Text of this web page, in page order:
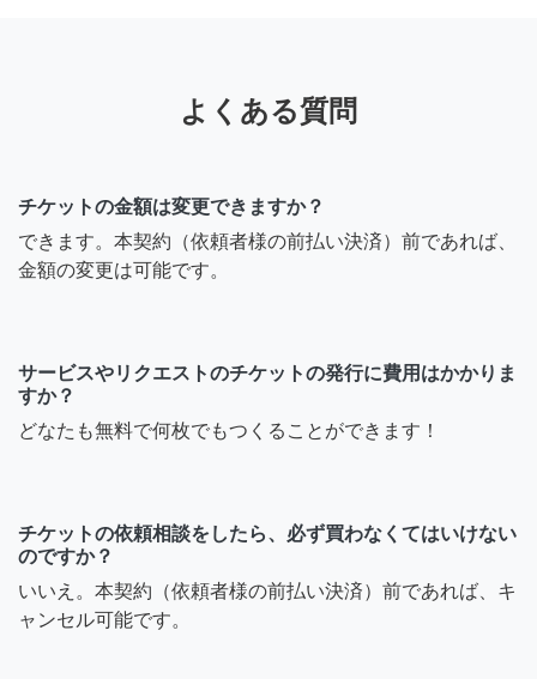
よくある質問
チケットの金額は変更できますか？
できます。本契約（依頼者様の前払い決済）前であれば、
金額の変更は可能です。
サービスやリクエストのチケットの発行に費用はかかりま
すか？
どなたも無料で何枚でもつくることができます！
チケットの依頼相談をしたら、必ず買わなくてはいけない
のですか？
いいえ。本契約（依頼者様の前払い決済）前であれば、キ
ャンセル可能です。